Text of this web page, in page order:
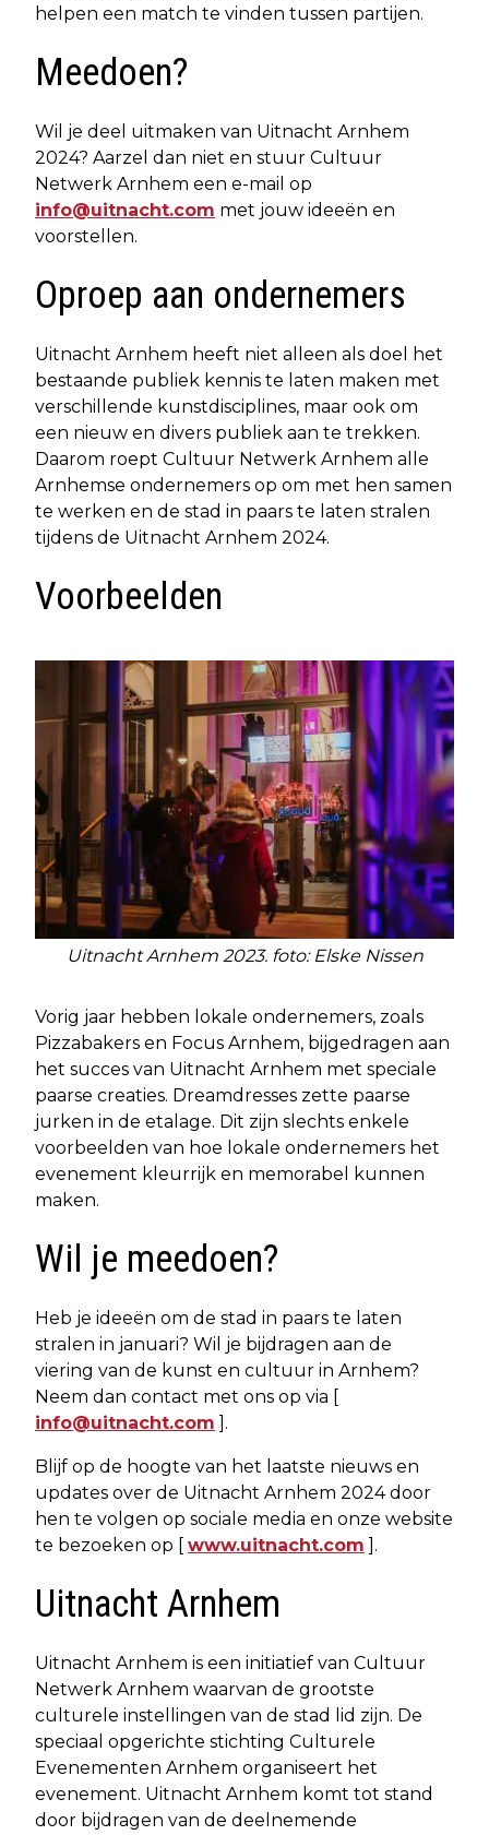
helpen een match te vinden tussen partijen.
Meedoen?
Wil je deel uitmaken van Uitnacht Arnhem
2024? Aarzel dan niet en stuur Cultuur
Netwerk Arnhem een e-mail op
info@uitnacht.com met jouw ideeën en
voorstellen.
Oproep aan ondernemers
Uitnacht Arnhem heeft niet alleen als doel het
bestaande publiek kennis te laten maken met
verschillende kunstdisciplines, maar ook om
een nieuw en divers publiek aan te trekken.
Daarom roept Cultuur Netwerk Arnhem alle
Arnhemse ondernemers op om met hen samen
te werken en de stad in paars te laten stralen
tijdens de Uitnacht Arnhem 2024.
Voorbeelden
Uitnacht Arnhem 2023. foto: Elske Nissen
Vorig jaar hebben lokale ondernemers, zoals
Pizzabakers en Focus Arnhem, bijgedragen aan
het succes van Uitnacht Arnhem met speciale
paarse creaties. Dreamdresses zette paarse
jurken in de etalage. Dit zijn slechts enkele
voorbeelden van hoe lokale ondernemers het
evenement kleurrijk en memorabel kunnen
maken.
Wil je meedoen?
Heb je ideeën om de stad in paars te laten
stralen in januari? Wil je bijdragen aan de
viering van de kunst en cultuur in Arnhem?
Neem dan contact met ons op via [
info@uitnacht.com ].
Blijf op de hoogte van het laatste nieuws en
updates over de Uitnacht Arnhem 2024 door
hen te volgen op sociale media en onze website
te bezoeken op [ www.uitnacht.com ].
Uitnacht Arnhem
Uitnacht Arnhem is een initiatief van Cultuur
Netwerk Arnhem waarvan de grootste
culturele instellingen van de stad lid zijn. De
speciaal opgerichte stichting Culturele
Evenementen Arnhem organiseert het
evenement. Uitnacht Arnhem komt tot stand
door bijdragen van de deelnemende